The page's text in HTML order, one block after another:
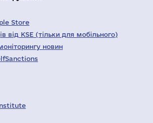
Store
від KSE (тільки для мобільного)
новин